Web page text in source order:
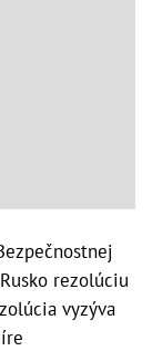
rezolúciu
vyzýva